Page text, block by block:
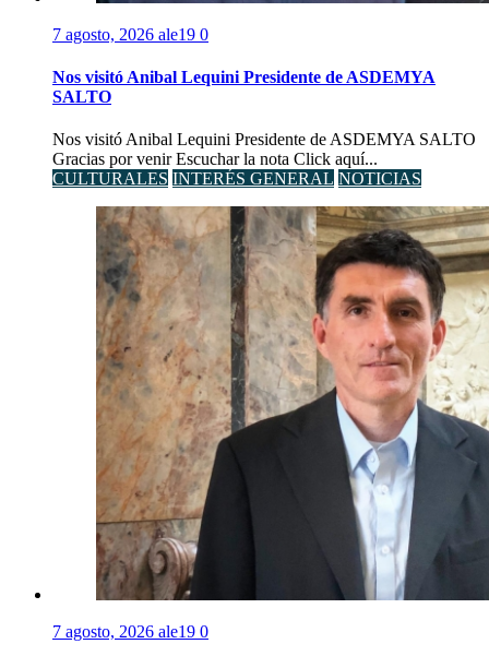
7 agosto, 2026 ale19 0
Nos visitó Anibal Lequini Presidente de ASDEMYA
SALTO
Nos visitó Anibal Lequini Presidente de ASDEMYA SALTO
Gracias por venir Escuchar la nota Click aquí...
CULTURALES INTERÉS GENERAL NOTICIAS
7 agosto, 2026 ale19 0